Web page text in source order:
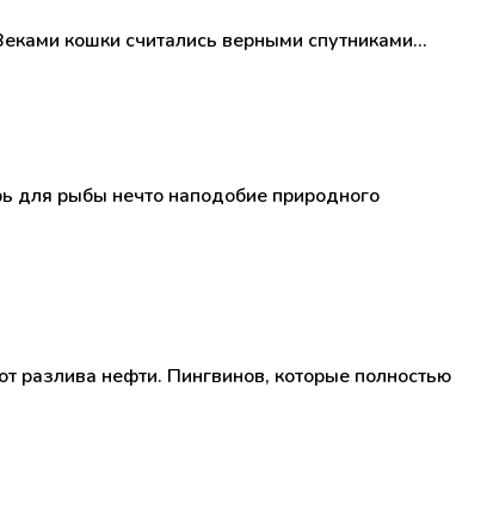
кошки считались верными спутниками…
для рыбы нечто наподобие природного
разлива нефти. Пингвинов, которые полностью